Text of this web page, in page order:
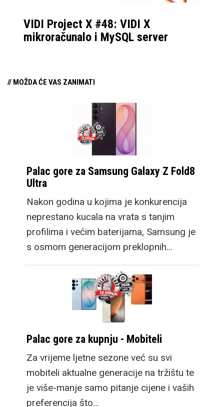
VIDI Project X #48: VIDI X
mikroračunalo i MySQL server
// MOŽDA ĆE VAS ZANIMATI
Palac gore za Samsung Galaxy Z Fold8
Ultra
Nakon godina u kojima je konkurencija
neprestano kucala na vrata s tanjim
profilima i većim baterijama, Samsung je
s osmom generacijom preklopnih…
Palac gore za kupnju - Mobiteli
Za vrijeme ljetne sezone već su svi
mobiteli aktualne generacije na tržištu te
je više-manje samo pitanje cijene i vaših
preferencija što…